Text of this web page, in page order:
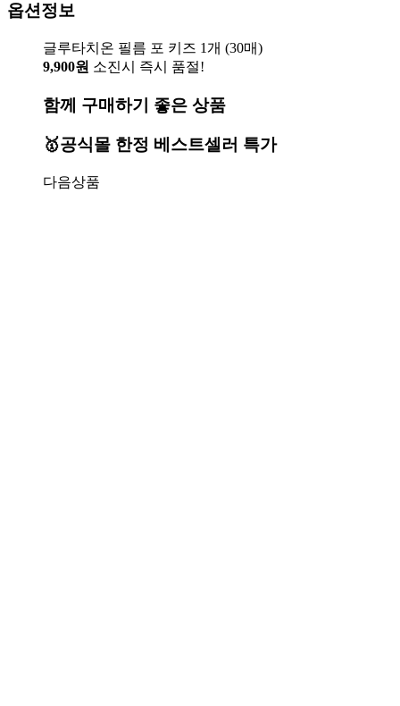
옵션정보
글루타치온 필름 포 키즈 1개 (30매)
9,900원 소진시 즉시 품절!
함께 구매하기 좋은 상품
🥇공식몰 한정 베스트셀러 특가
다음상품